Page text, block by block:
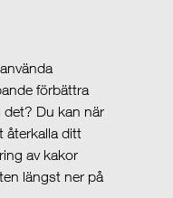
förbättra
det? Du kan när
återkalla ditt
av kakor
längst ner på